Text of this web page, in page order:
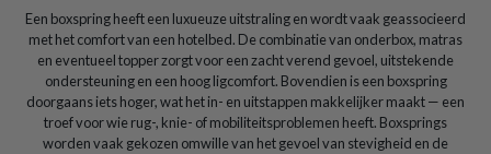
Een boxspring heeft een luxueuze uitstraling en wordt vaak geassocieerd
met het comfort van een hotelbed. De combinatie van onderbox, matras
en eventueel topper zorgt voor een zacht verend gevoel, uitstekende
ondersteuning en een hoog ligcomfort. Bovendien is een boxspring
doorgaans iets hoger, wat het in- en uitstappen makkelijker maakt — een
troef voor wie rug-, knie- of mobiliteitsproblemen heeft. Boxsprings
worden vaak gekozen omwille van het gevoel van stevigheid en de